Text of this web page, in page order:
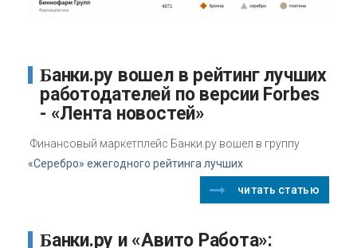
Банки.ру вошел в рейтинг лучших
работодателей по версии Forbes
- «Лента новостей»
Финансовый маркетплейс Банки.ру вошел в группу
«Серебро» ежегодного рейтинга лучших
читать статью
Банки.ру и «Авито Работа»: